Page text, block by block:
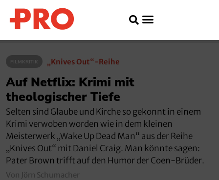
FILMKRITIK „Knives Out“-Reihe
Auf Netflix: Krimi mit
theologischer Tiefe
Selten sind Glaube und Kirche so gekonnt in einem
Krimi verwoben worden wie in dem kleinen
Meisterwerk „Wake Up Dead Man“ aus der Reihe
„Knives Out“ mit Daniel Craig. Man könnte sagen:
Pater Brown trifft auf den Humor der Coen-Brüder.
Von Jörn Schumacher